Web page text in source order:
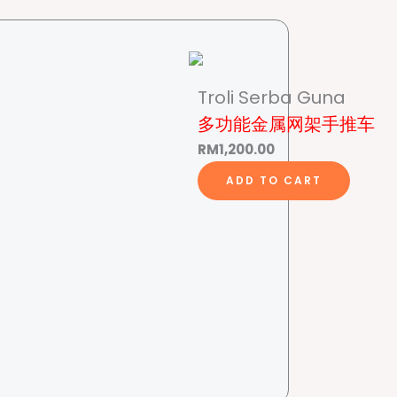
Troli Serba Guna
多功能金属网架手推车
RM1,200.00
ADD TO CART